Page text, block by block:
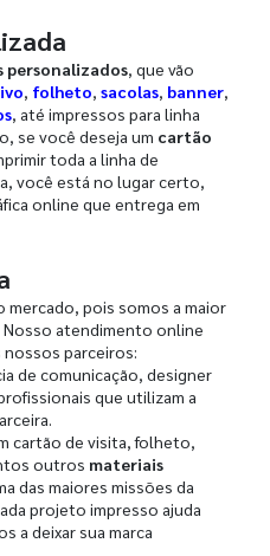
personalizados, que vão
, folheto, sacolas, banner,
, até impressos para linha
se você deseja um cartão
toda a linha de
você está no lugar certo,
online que entrega em
mercado, pois somos a maior
Nosso atendimento online
parceiros:
de comunicação, designer
que utilizam a
cartão de visita, folheto,
outros materiais
das maiores missões da
projeto impresso ajuda
a deixar sua marca